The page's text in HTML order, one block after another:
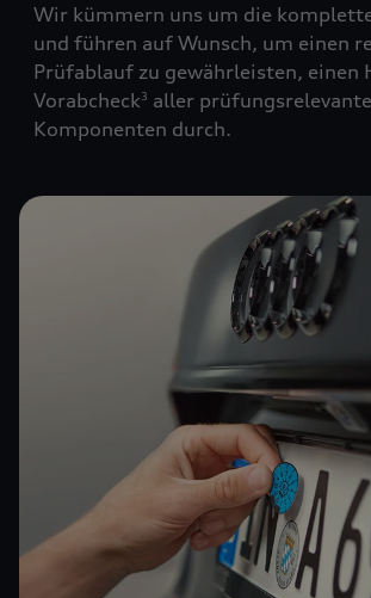
Wir kümmern uns um die
und führen auf Wunsch, um einen
Prüfablauf zu gewährleisten, einen
Vorabcheck3 aller
Komponenten durch.